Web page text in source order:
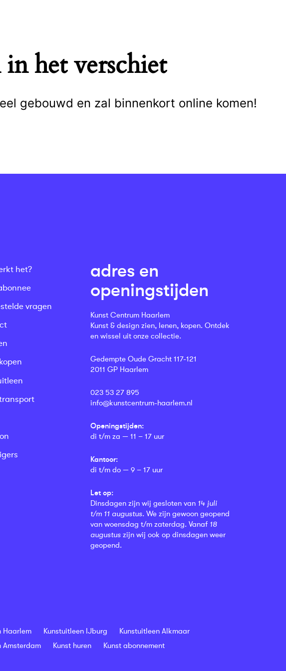
het verschiet
gebouwd en zal binnenkort online komen!
het?
vragen
adres en
openingstijden
Kunst Centrum Haarlem
Kunst & design zien, lenen, kopen. Ontdek
en wissel uit onze collectie.
Gedempte Oude Gracht 117-121
2011 GP Haarlem
023 53 27 895
info@kunstcentrum-haarlem.nl
Openingstijden:
di t/m za — 11 – 17 uur
Kantoor:
di t/m do — 9 – 17 uur
Let op:
Dinsdagen zijn wij gesloten van 14 juli
t/m 11 augustus. We zijn gewoon geopend
van woensdag t/m zaterdag. Vanaf 18
augustus zijn wij ook op dinsdagen weer
geopend.
Haarlem Kunstuitleen IJburg
Kunstuitleen Alkmaar
Amsterdam
Kunst huren Kunst abonnement